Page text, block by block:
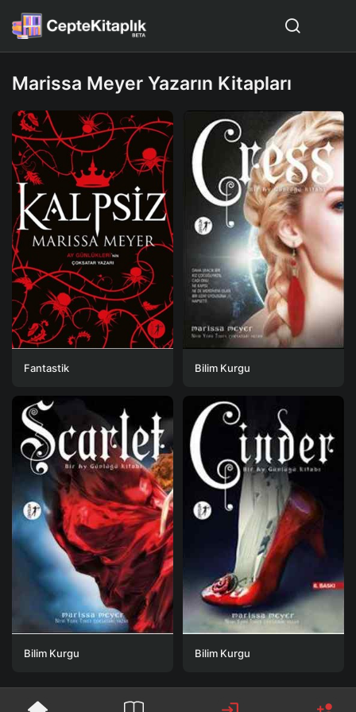
Marissa Meyer Yazarın Kitapları
Fantastik Bilim Kurgu
Bilim Kurgu Bilim Kurgu